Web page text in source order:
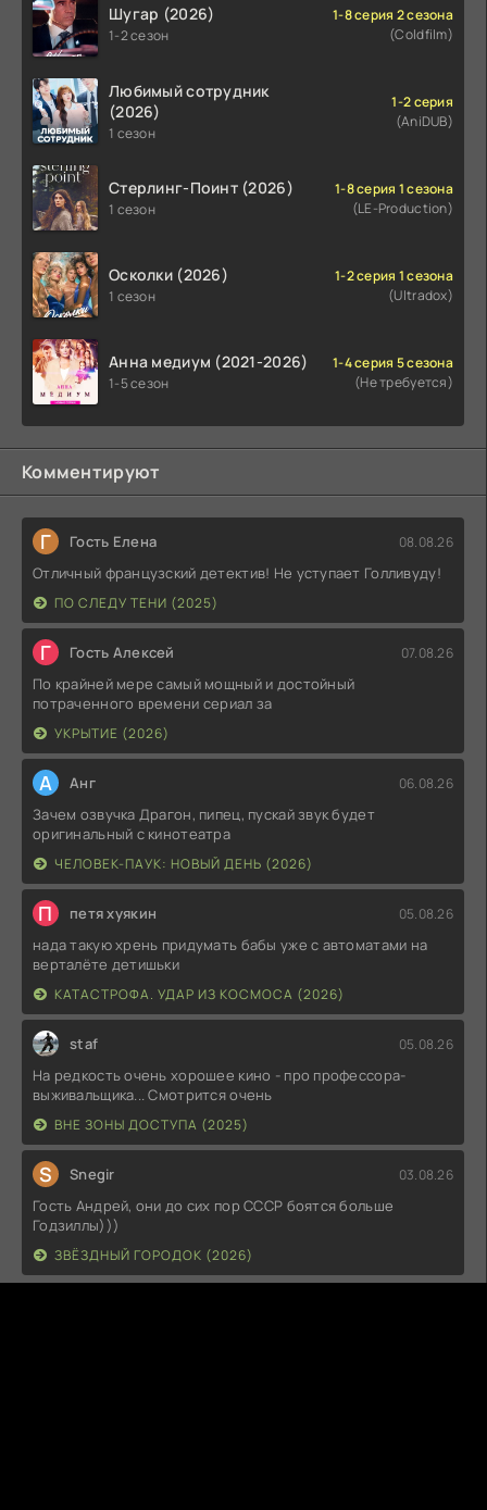
Шугар (2026)
1-2 сезон
1-8 серия 2 сезона
(Coldfilm)
Любимый сотрудник
(2026)
1 сезон
1-2 серия
(AniDUB)
Стерлинг-Поинт (2026)
1 сезон
1-8 серия 1 сезона
(LE-Production)
Осколки (2026)
1 сезон
1-2 серия 1 сезона
(Ultradox)
Анна медиум (2021-2026)
1-5 сезон
1-4 серия 5 сезона
(Не требуется)
Комментируют
Г Гость Елена 08.08.26
Отличный французский детектив! Не уступает Голливуду!
ПО СЛЕДУ ТЕНИ (2025)
Г Гость Алексей 07.08.26
По крайней мере самый мощный и достойный
потраченного времени сериал за
УКРЫТИЕ (2026)
А Анг 06.08.26
Зачем озвучка Драгон, пипец, пускай звук будет
оригинальный с кинотеатра
ЧЕЛОВЕК-ПАУК: НОВЫЙ ДЕНЬ (2026)
П петя хуякин 05.08.26
нада такую хрень придумать бабы уже с автоматами на
верталёте детишьки
КАТАСТРОФА. УДАР ИЗ КОСМОСА (2026)
staf 05.08.26
На редкость очень хорошее кино - про профессора-
выживальщика... Смотрится очень
ВНЕ ЗОНЫ ДОСТУПА (2025)
S Snegir 03.08.26
Гость Андрей, они до сих пор СССР боятся больше
Годзиллы)))
ЗВЁЗДНЫЙ ГОРОДОК (2026)